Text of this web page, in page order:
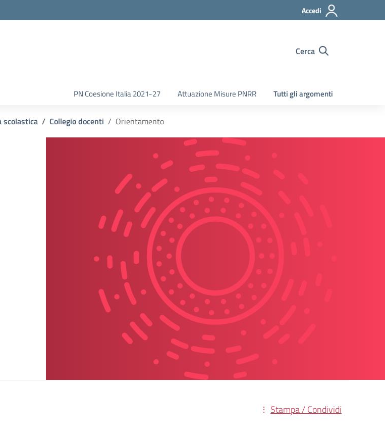
Accedi
Cerca
PN Coesione Italia 2021-27 Attuazione Misure PNRR Tutti gli argomenti
scolastica Collegio docenti Orientamento
Stampa / Condividi